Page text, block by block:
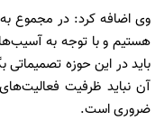
وی اضافه کرد: در مجموع
هستیم و با توجه به
باید در این حوزه تصمیماتی
آن نباید ظرفیت
ضروری است.